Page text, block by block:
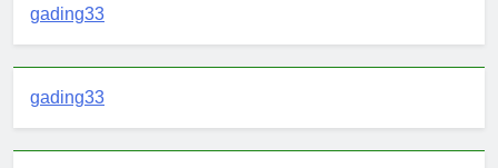
gading33
gading33